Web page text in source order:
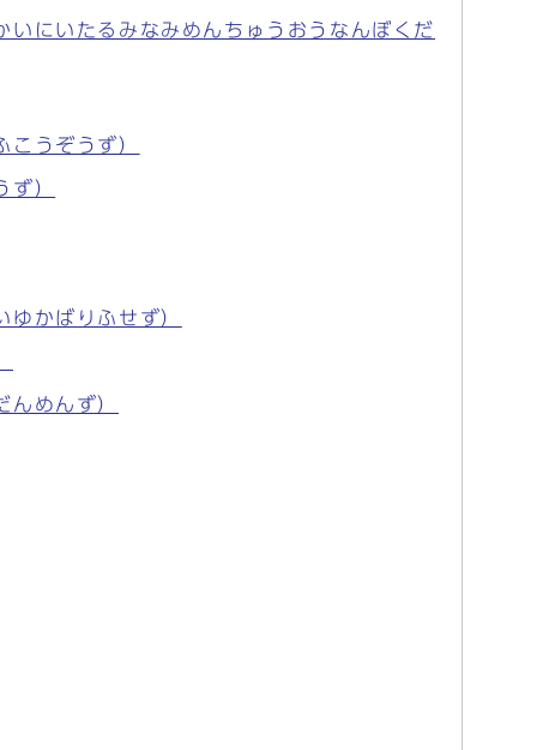
にいたるみなみめんちゅうおうなんぼくだ
うぞうず）
ず）
かばりふせず）
めんず）